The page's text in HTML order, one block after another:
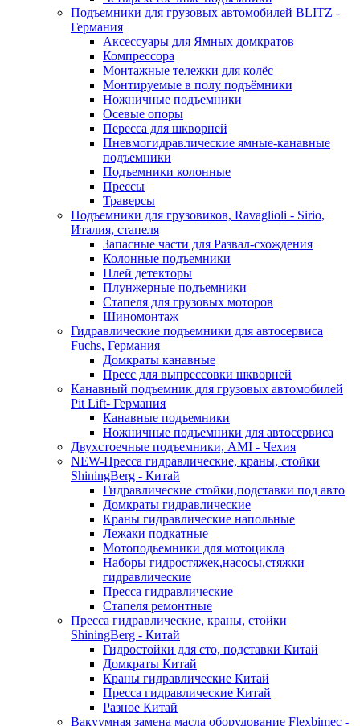
Подъемники для грузовых автомобилей BLITZ -
Германия
Аксессуары для Ямных домкратов
Компрессора
Монтажные тележки для колёс
Монтируемые в полу подъёмники
Ножничные подъемники
Осевые опоры
Пересса для шкворней
Пневмогидравлические ямные-канавные
подъемники
Подъемники колонные
Прессы
Траверсы
Подъемники для грузовиков, Ravaglioli - Sirio,
Италия, стапеля
Запасные части для Развал-схождения
Колонные подъемники
Плей детекторы
Плунжерные подъемники
Стапеля для грузовых моторов
Шиномонтаж
Гидравлические подъемники для автосервиса
Fuchs, Германия
Домкраты канавные
Пресс для выпрессовки шкворней
Канавный подъемник для грузовых автомобилей
Pit Lift- Германия
Канавные подъемники
Ножничные подъемники для автосервиса
Двухстоечные подъемники, АМІ - Чехия
NEW-Пресса гидравлические, краны, стойки
ShiningBerg - Китай
Гидравлические стойки,подставки под авто
Домкраты гидравлические
Краны гидравлические напольные
Лежаки подкатные
Мотоподьемники для мотоцикла
Наборы гидростяжек,насосы,стяжки
гидравлические
Пресса гидравлические
Стапеля ремонтные
Пресса гидравлические, краны, стойки
ShiningBerg - Китай
Гидростойки для сто, подставки Китай
Домкраты Китай
Краны гидравлические Китай
Пресса гидравлические Китай
Разное Китай
Вакуумная замена масла оборудование Flexbimeс -